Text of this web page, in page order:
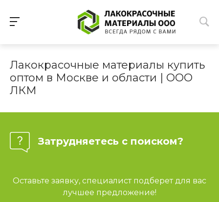
Лакокрасочные материалы купить
оптом в Москве и области | ООО
ЛКМ
Затрудняетесь с поиском?
Оставьте заявку, специалист подберет для вас
лучшее предложение!